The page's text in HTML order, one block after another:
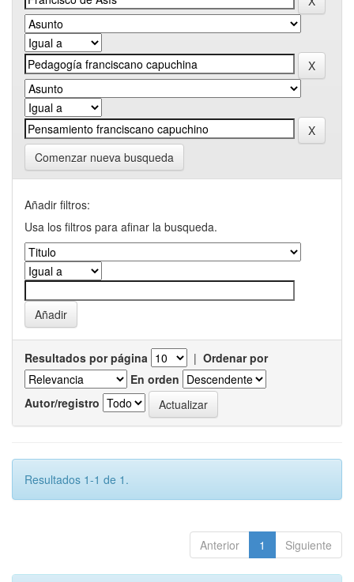
Comenzar nueva busqueda
Añadir filtros:
Usa los filtros para afinar la busqueda.
Resultados por página | Ordenar por
En orden
Autor/registro
Resultados 1-1 de 1.
Anterior 1 Siguiente